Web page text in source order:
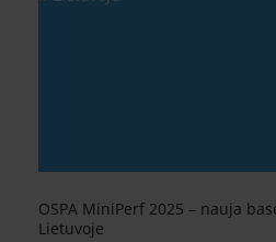
OSPA MiniPerf 2025 – nauja
Lietuvoje